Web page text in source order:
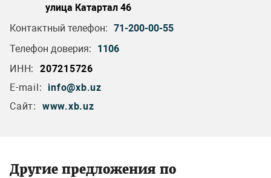
улица Катартал 46
Контактный телефон: 71-200-00-55
Телефон доверия:
1106
ИНН:
207215726
E-mail:
info@xb.uz
Сайт:
www.xb.uz
Другие предложения по